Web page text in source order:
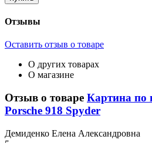
Отзывы
Оставить отзыв о товаре
О других товарах
О магазине
Отзыв о товаре Картина по
Porsche 918 Spyder
Демиденко Елена Александровна